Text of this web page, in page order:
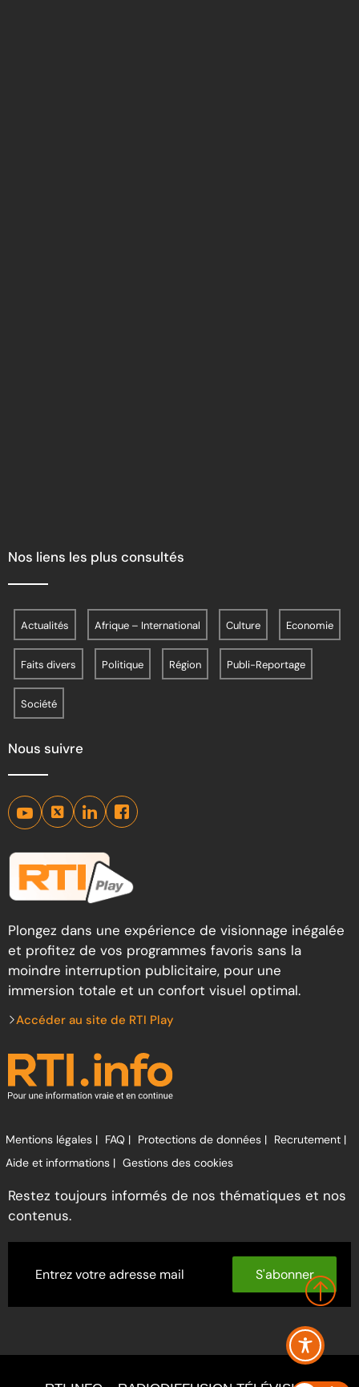
Nos liens les plus consultés
Actualités Afrique – International Culture Economie
Faits divers Politique Région Publi-Reportage
Société
Nous suivre
Plongez dans une expérience de visionnage inégalée
et profitez de vos programmes favoris sans la
moindre interruption publicitaire, pour une
immersion totale et un confort visuel optimal.
Accéder au site de RTI Play
Mentions légales | FAQ | Protections de données | Recrutement |
Aide et informations | Gestions des cookies
Restez toujours informés de nos thématiques et nos
contenus.
S'abonner